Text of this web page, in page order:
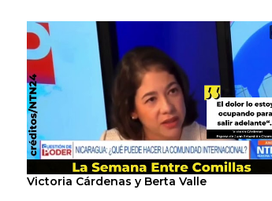
Victoria Cárdenas y Berta Valle